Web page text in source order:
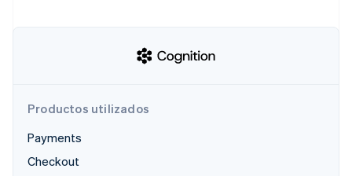
Sesiones de Stripe 2026
Stripe App Marketplace
Productos utilizados
Payments
Checkout